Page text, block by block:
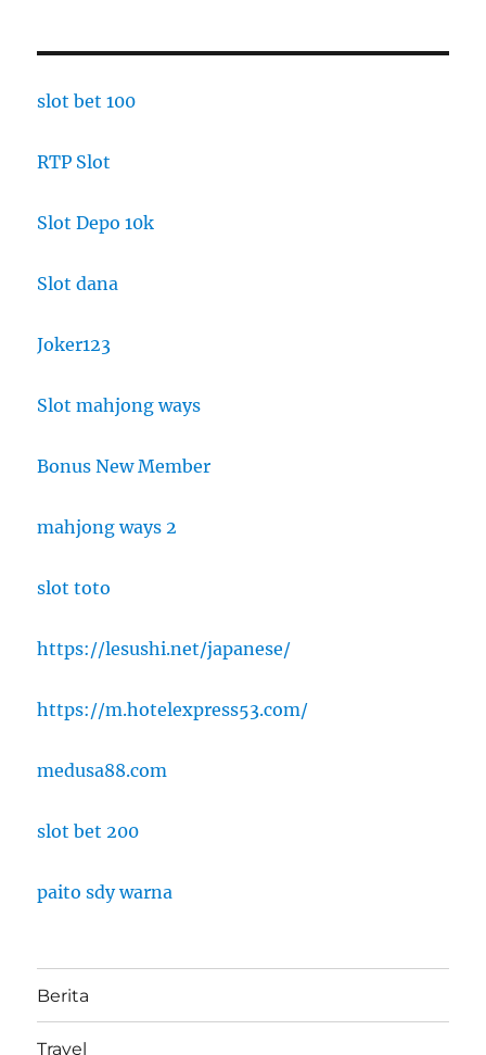
slot bet 100
RTP Slot
Slot Depo 10k
Slot dana
Joker123
Slot mahjong ways
Bonus New Member
mahjong ways 2
slot toto
https://lesushi.net/japanese/
https://m.hotelexpress53.com/
medusa88.com
slot bet 200
paito sdy warna
Berita
Travel